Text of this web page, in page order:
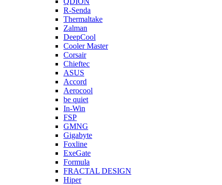
R-Senda
Thermaltake
Zalman
DeepCool
Cooler Master
Corsair
Chieftec
ASUS
Accord
Aerocool
be quiet
In-Win
FSP
GMNG
Gigabyte
Foxline
ExeGate
Formula
FRACTAL DESIGN
Hiper